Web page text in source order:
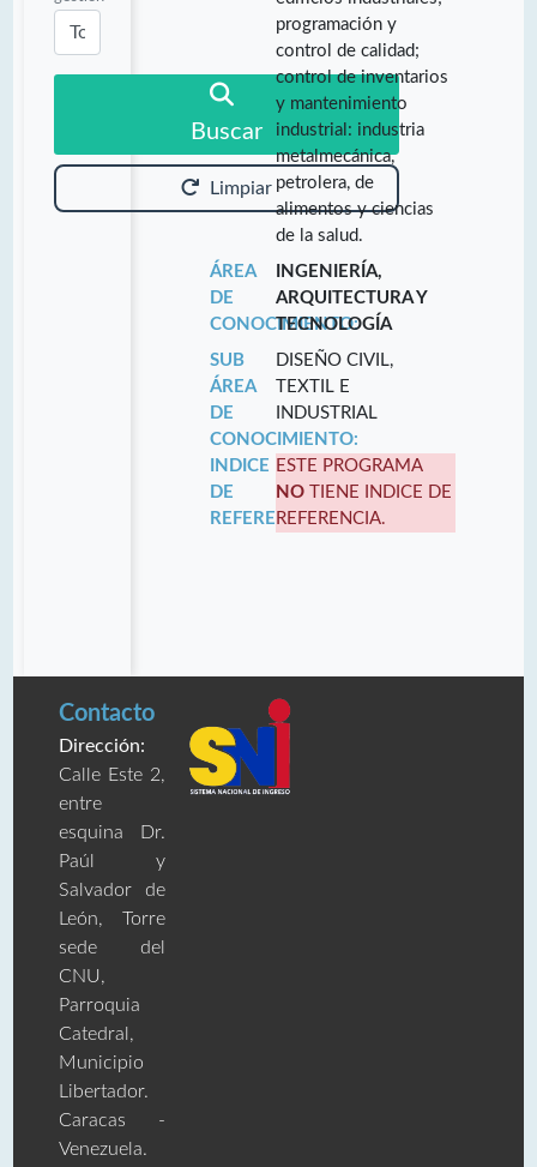
Buscar
Limpiar
programación y
control de calidad;
control de inventarios
y mantenimiento
industrial: industria
metalmecánica,
petrolera, de
alimentos y ciencias
de la salud.
ÁREA
DE
CONOCIMIENTO:
INGENIERÍA,
ARQUITECTURA Y
TECNOLOGÍA
SUB
ÁREA
DE
CONOCIMIENTO:
DISEÑO CIVIL,
TEXTIL E
INDUSTRIAL
INDICE
DE
REFERENCIA:
ESTE PROGRAMA
NO TIENE INDICE DE
REFERENCIA.
Contacto
Dirección:
Calle Este 2,
entre
esquina Dr.
Paúl y
Salvador de
León, Torre
sede del
CNU,
Parroquia
Catedral,
Municipio
Libertador.
Caracas -
Venezuela.